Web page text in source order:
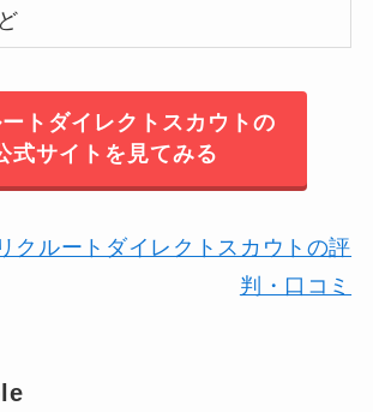
ど
ートダイレクトスカウトの
式サイトを見てみる
リクルートダイレクトスカウトの評
判・口コミ